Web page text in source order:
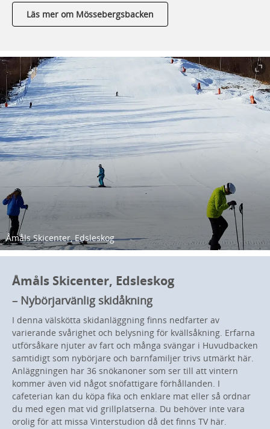
Läs mer om Mössebergsbacken
Åmåls Skicenter, Edsleskog
Åmåls Skicenter, Edsleskog
– Nybörjarvänlig skidåkning
I denna välskötta skidanläggning finns nedfarter av
varierande svårighet och belysning för kvällsåkning. Erfarna
utförsåkare njuter av fart och många svängar i Huvudbacken
samtidigt som nybörjare och barnfamiljer trivs utmärkt här.
Anläggningen har 36 snökanoner som ser till att vintern
kommer även vid något snöfattigare förhållanden. I
cafeterian kan du köpa fika och enklare mat eller så ordnar
du med egen mat vid grillplatserna. Du behöver inte vara
orolig för att missa Vinterstudion då det finns TV här.